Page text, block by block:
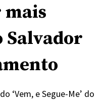
mais
Salvador
‘Vem, e Segue-Me’ do